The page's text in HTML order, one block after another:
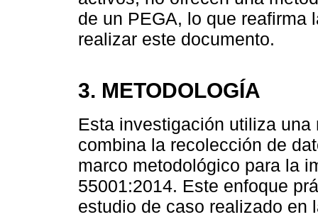
de un PEGA, lo que reafirma
realizar este documento.
3. METODOLOGÍA
Esta investigación utiliza
combina la recolección de
marco metodológico para la
55001:2014. Este enfoque
estudio de caso realizado en